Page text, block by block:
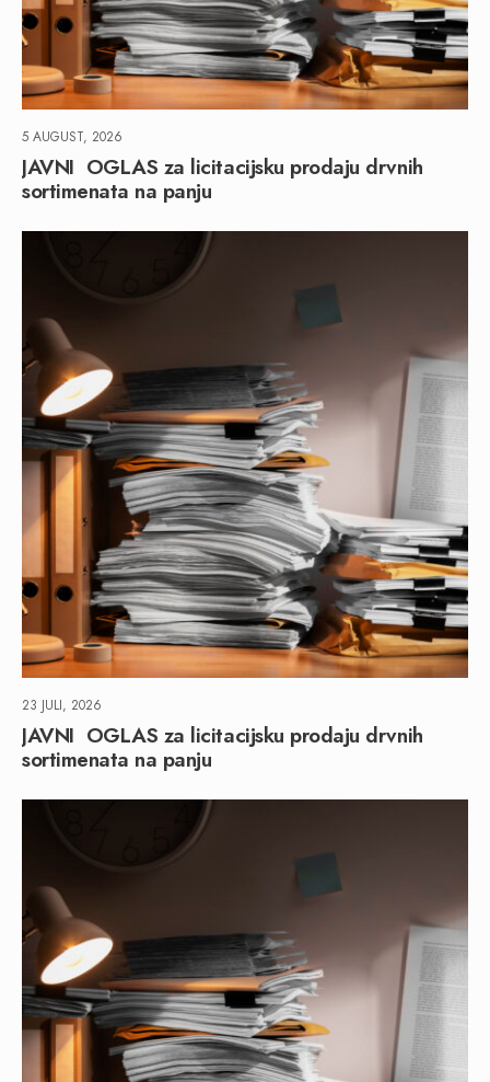
5 AUGUST, 2026
JAVNI OGLAS za licitacijsku prodaju drvnih
sortimenata na panju
23 JULI, 2026
JAVNI OGLAS za licitacijsku prodaju drvnih
sortimenata na panju